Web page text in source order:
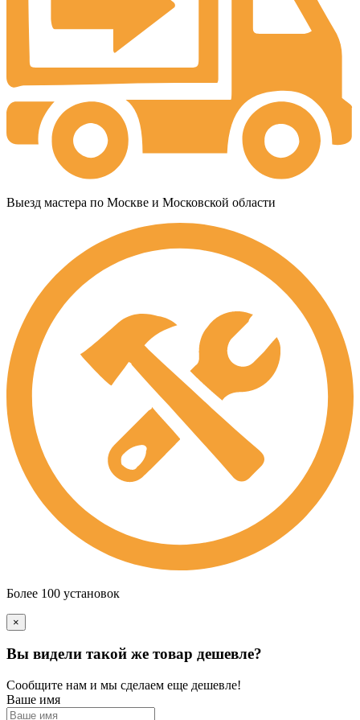
Выезд мастера по Москве и Московской области
Более 100 установок
×
Вы видели такой же товар дешевле?
Сообщите нам и мы сделаем еще дешевле!
Ваше имя